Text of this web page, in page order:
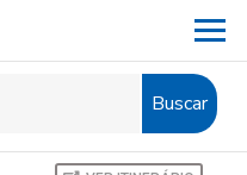
Buscar